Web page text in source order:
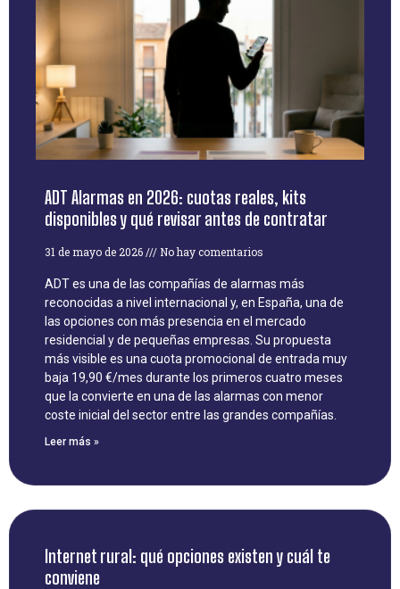
ADT Alarmas en 2026: cuotas reales, kits
disponibles y qué revisar antes de contratar
31 de mayo de 2026 No hay comentarios
ADT es una de las compañías de alarmas más
reconocidas a nivel internacional y, en España, una de
las opciones con más presencia en el mercado
residencial y de pequeñas empresas. Su propuesta
más visible es una cuota promocional de entrada muy
baja 19,90 €/mes durante los primeros cuatro meses
que la convierte en una de las alarmas con menor
coste inicial del sector entre las grandes compañías.
Leer más »
Internet rural: qué opciones existen y cuál te
conviene